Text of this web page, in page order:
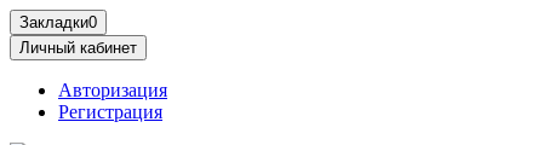
Закладки0
Личный кабинет
Авторизация
Регистрация